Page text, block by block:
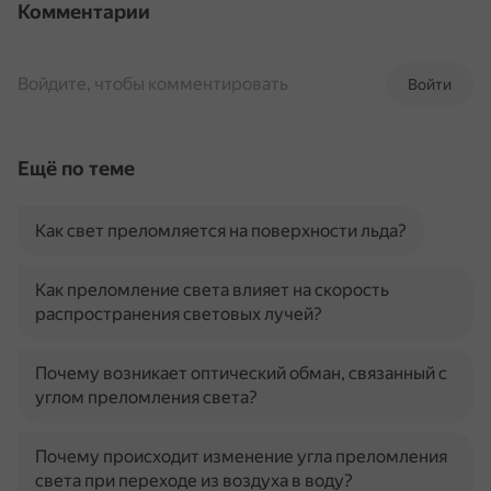
Комментарии
Войти
Войдите, чтобы комментировать
Ещё по теме
Как свет преломляется на поверхности льда?
Как преломление света влияет на скорость
распространения световых лучей?
Почему возникает оптический обман, связанный с
углом преломления света?
Почему происходит изменение угла преломления
света при переходе из воздуха в воду?